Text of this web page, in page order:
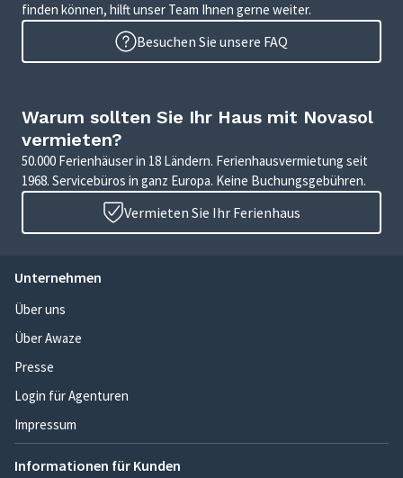
finden können, hilft unser Team Ihnen gerne weiter.
Besuchen Sie unsere FAQ
Warum sollten Sie Ihr Haus mit Novasol
vermieten?
50.000 Ferienhäuser in 18 Ländern. Ferienhausvermietung seit
1968. Servicebüros in ganz Europa. Keine Buchungsgebühren.
Vermieten Sie Ihr Ferienhaus
Unternehmen
Über uns
Über Awaze
Presse
Login für Agenturen
Impressum
Informationen für Kunden